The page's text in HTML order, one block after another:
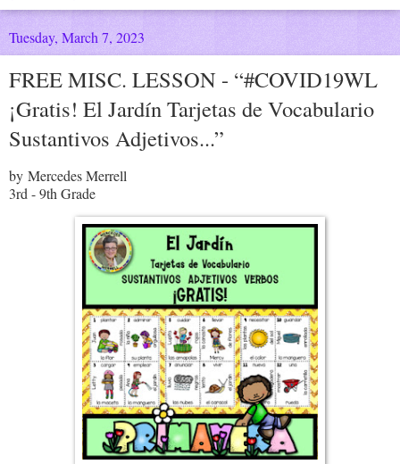
Tuesday, March 7, 2023
FREE MISC. LESSON - “#COVID19WL
¡Gratis! El Jardín Tarjetas de Vocabulario
Sustantivos Adjetivos...”
by Mercedes Merrell
3rd - 9th Grade